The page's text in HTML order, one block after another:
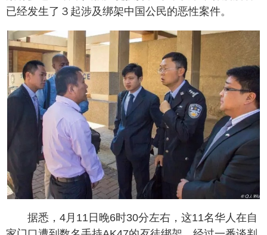
已经发生了３起涉及绑架中国公民的恶性案件。
据悉，4月11日晚6时30分左右，这11名华人在自